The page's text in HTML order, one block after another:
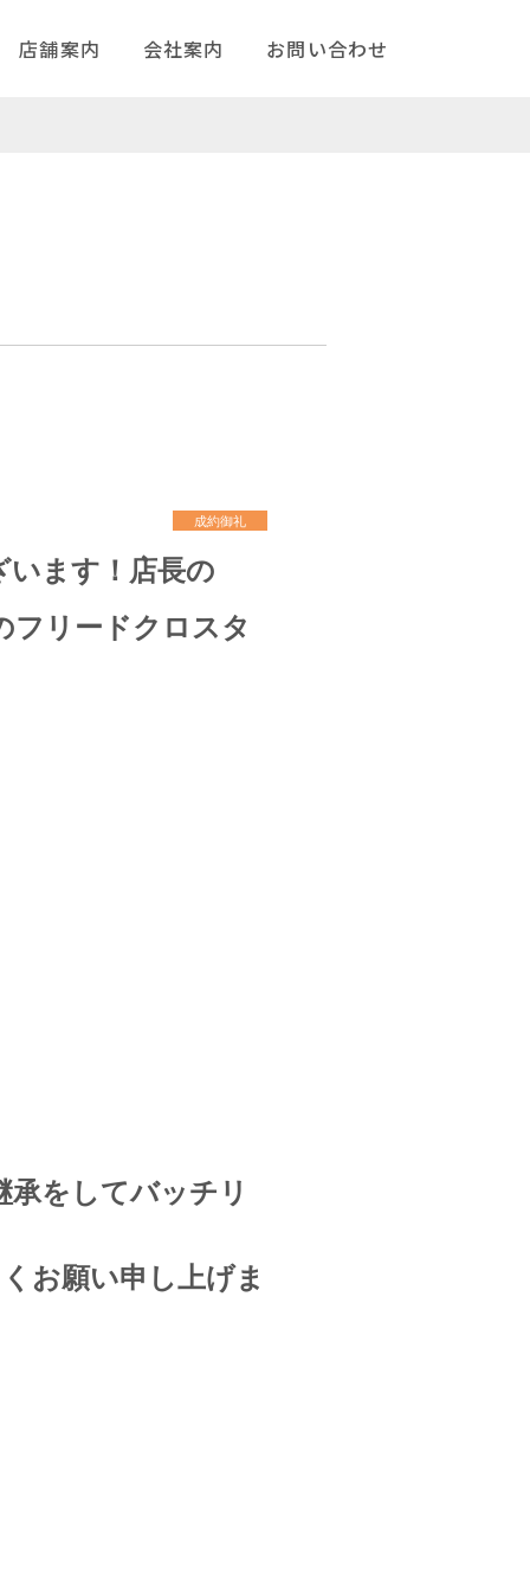
店舗案内 会社案内 お問い合わせ
成約御礼
ます！店長の
フリードクロスタ
をしてバッチリ
お願い申し上げま